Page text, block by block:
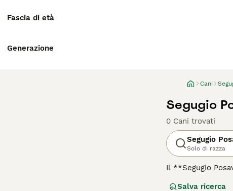
Fascia di età
Generazione
Cani
Segugio
0 Cani trovati
Segugio
Solo di razza
Il **Segugio
orecchie lunghe
Salva ricerca